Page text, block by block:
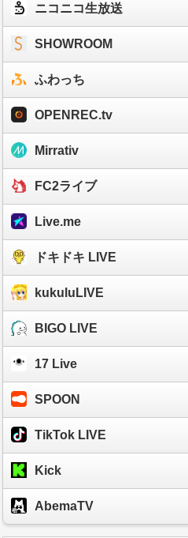
ニコニコ生放送
SHOWROOM
ふわっち
OPENREC.tv
Mirrativ
FC2ライブ
Live.me
ドキドキ LIVE
kukuluLIVE
BIGO LIVE
17 Live
SPOON
TikTok LIVE
Kick
AbemaTV